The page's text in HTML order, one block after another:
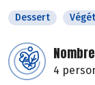
Dessert
4